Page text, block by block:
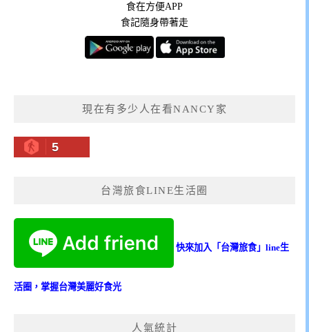
食在方便APP
食記隨身帶著走
現在有多少人在看NANCY家
5
台灣旅食LINE生活圈
快來加入「台灣旅食」line生
活圈，掌握台灣美麗好食光
人氣統計